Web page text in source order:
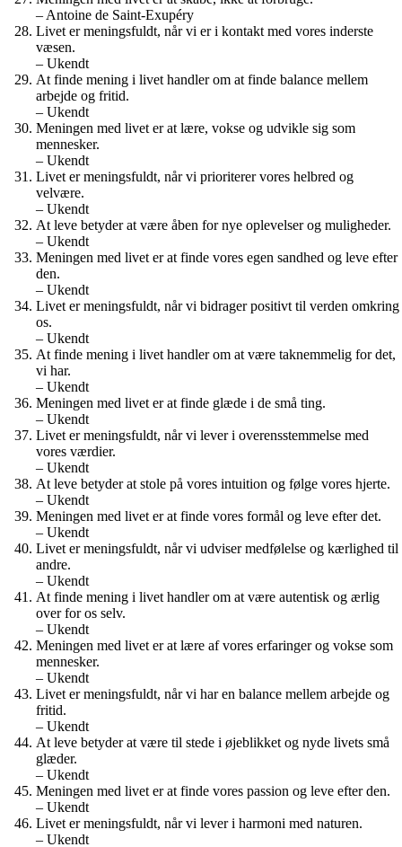
– Antoine de Saint-Exupéry
Livet er meningsfuldt, når vi er i kontakt med vores inderste
væsen.
– Ukendt
At finde mening i livet handler om at finde balance mellem
arbejde og fritid.
– Ukendt
Meningen med livet er at lære, vokse og udvikle sig som
mennesker.
– Ukendt
Livet er meningsfuldt, når vi prioriterer vores helbred og
velvære.
– Ukendt
At leve betyder at være åben for nye oplevelser og muligheder.
– Ukendt
Meningen med livet er at finde vores egen sandhed og leve efter
den.
– Ukendt
Livet er meningsfuldt, når vi bidrager positivt til verden omkring
os.
– Ukendt
At finde mening i livet handler om at være taknemmelig for det,
vi har.
– Ukendt
Meningen med livet er at finde glæde i de små ting.
– Ukendt
Livet er meningsfuldt, når vi lever i overensstemmelse med
vores værdier.
– Ukendt
At leve betyder at stole på vores intuition og følge vores hjerte.
– Ukendt
Meningen med livet er at finde vores formål og leve efter det.
– Ukendt
Livet er meningsfuldt, når vi udviser medfølelse og kærlighed til
andre.
– Ukendt
At finde mening i livet handler om at være autentisk og ærlig
over for os selv.
– Ukendt
Meningen med livet er at lære af vores erfaringer og vokse som
mennesker.
– Ukendt
Livet er meningsfuldt, når vi har en balance mellem arbejde og
fritid.
– Ukendt
At leve betyder at være til stede i øjeblikket og nyde livets små
glæder.
– Ukendt
Meningen med livet er at finde vores passion og leve efter den.
– Ukendt
Livet er meningsfuldt, når vi lever i harmoni med naturen.
– Ukendt